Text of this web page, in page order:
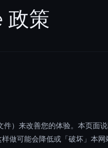
政策
）来改善您的体验。本页面
可能会降低或「破坏」本网